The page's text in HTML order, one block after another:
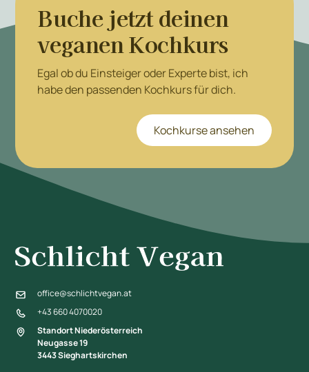
Buche jetzt deinen
veganen Kochkurs
Egal ob du Einsteiger oder Experte bist, ich
habe den passenden Kochkurs für dich.
Kochkurse ansehen
office@schlichtvegan.at
+43 660 4070020
Standort Niederösterreich
Neugasse 19
3443 Sieghartskirchen